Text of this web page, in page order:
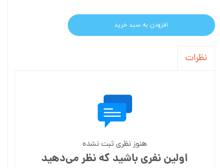
افزودن به سبد خرید
نظرات
هنوز نظری ثبت نشده
اولین نفری باشید که نظر می‌دهید